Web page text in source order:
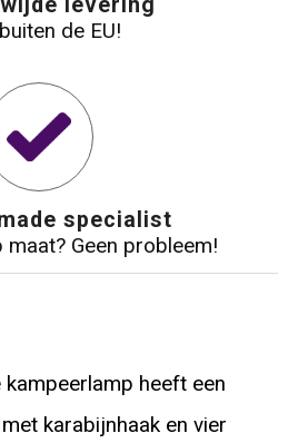
levering
de EU!
specialist
Geen probleem!
heeft een
karabijnhaak en vier